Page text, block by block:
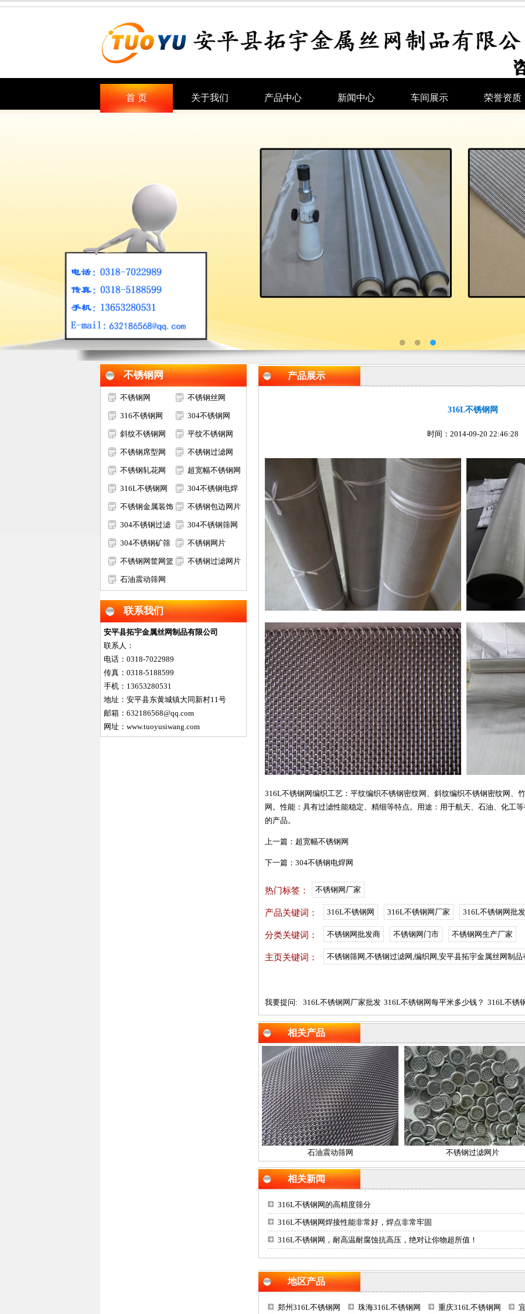
首 页 关于我们 产品中心 新闻中心 车间展示 荣誉资质
1 2
不锈钢网
不锈钢网 不锈钢丝网
316不锈钢网 304不锈钢网
斜纹不锈钢网 平纹不锈钢网
不锈钢席型网 不锈钢过滤网
不锈钢轧花网 超宽幅不锈钢网
316L不锈钢网 304不锈钢电焊
网
不锈钢金属装饰
网
不锈钢包边网片
304不锈钢过滤
网筒
304不锈钢筛网
304不锈钢矿筛
网
不锈钢网片
不锈钢网筐网篮 不锈钢过滤网片
石油震动筛网
联系我们
安平县拓宇金属丝网制品有限公司
联系人：
电话：0318-7022989
传真：0318-5188599
手机：13653280531
地址：安平县东黄城镇大同新村11号
邮箱：632186568@qq.com
网址：www.tuoyusiwang.com
产品展示
316L不锈钢网
时间：2014-09-20 22:46:28
316L不锈钢网编织工艺：平纹编织不锈钢密纹网、斜纹编织不锈钢密纹网、
网。性能：具有过滤性能稳定、精细等特点。用途：用于航天、石油、化工
的产品。
上一篇： 超宽幅不锈钢网
下一篇： 304不锈钢电焊网
热门标签： 不锈钢网厂家
产品关键词： 316L不锈钢网 316L不锈钢网厂家 316L不锈钢网批发
分类关键词： 不锈钢网批发商 不锈钢网门市 不锈钢网生产厂家
主页关键词： 不锈钢筛网,不锈钢过滤网,编织网,安平县拓宇金属丝网制品
我要提问: 316L不锈钢网厂家批发 316L不锈钢网每平米多少钱？ 316L不锈
相关产品
石油震动筛网 不锈钢过滤网片
相关新闻
316L不锈钢网的高精度筛分
316L不锈钢网焊接性能非常好，焊点非常牢固
316L不锈钢网，耐高温耐腐蚀抗高压，绝对让你物超所值！
地区产品
郑州316L不锈钢网 珠海316L不锈钢网 重庆316L不锈钢网